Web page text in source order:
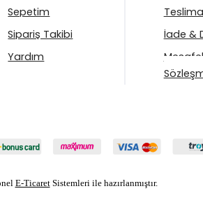
Sepetim
Sipariş Takibi
Yardım
İade &
E-Ticaret Sistemleri ile hazırlanmıştır.